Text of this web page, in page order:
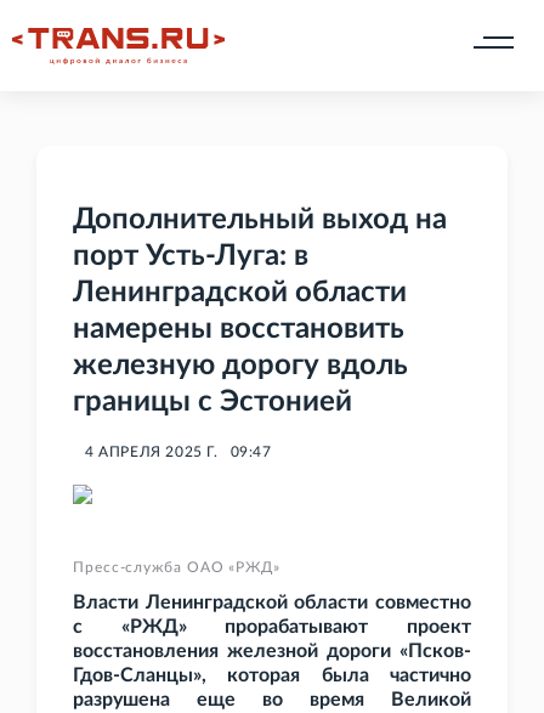
Дополнительный выход на
порт Усть-Луга: в
Ленинградской области
намерены восстановить
железную дорогу вдоль
границы с Эстонией
4 АПРЕЛЯ 2025 Г. 09:47
Пресс-служба ОАО «РЖД»
Власти Ленинградской области совместно
с «РЖД» прорабатывают проект
восстановления железной дороги «Псков-
Гдов-Сланцы», которая была частично
разрушена еще во время Великой